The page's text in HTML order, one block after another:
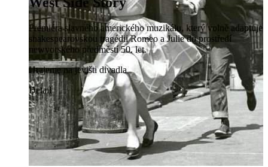
Premiéra slavného amerického muzikálu, který volně adaptuje
shakespearovskou tragédii Romeo a Julie do prostředí
newyorského předměstí 50. let.
Hrajeme na jevišti divadla
Detail